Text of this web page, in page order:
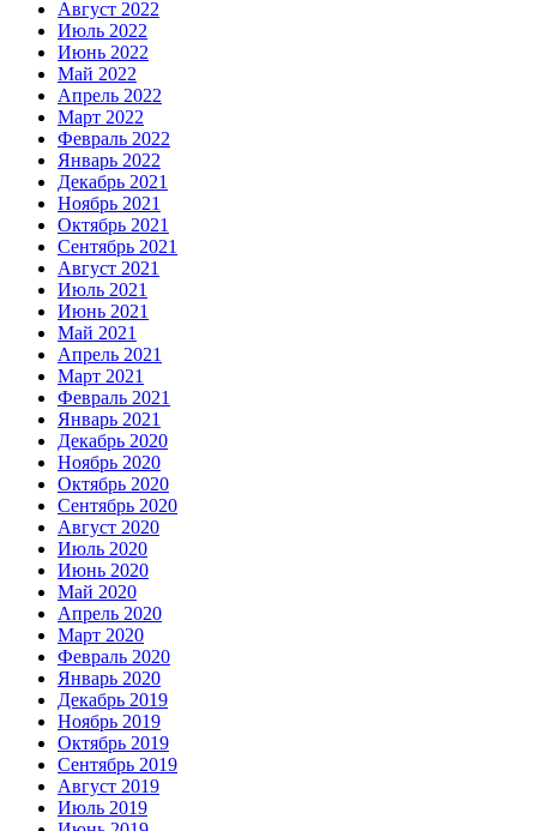
Август 2022
Июль 2022
Июнь 2022
Май 2022
Апрель 2022
Март 2022
Февраль 2022
Январь 2022
Декабрь 2021
Ноябрь 2021
Октябрь 2021
Сентябрь 2021
Август 2021
Июль 2021
Июнь 2021
Май 2021
Апрель 2021
Март 2021
Февраль 2021
Январь 2021
Декабрь 2020
Ноябрь 2020
Октябрь 2020
Сентябрь 2020
Август 2020
Июль 2020
Июнь 2020
Май 2020
Апрель 2020
Март 2020
Февраль 2020
Январь 2020
Декабрь 2019
Ноябрь 2019
Октябрь 2019
Сентябрь 2019
Август 2019
Июль 2019